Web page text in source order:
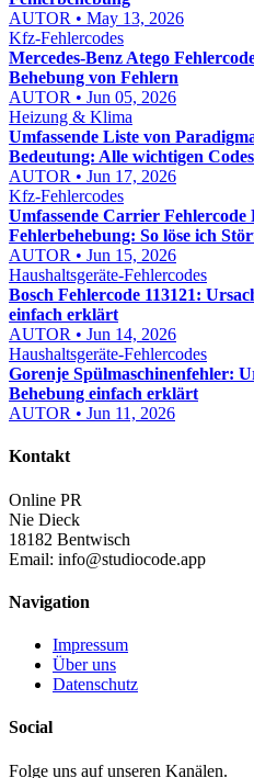
AUTOR • May 13, 2026
Kfz-Fehlercodes
Mercedes-Benz Atego
Behebung von Fehlern
AUTOR • Jun 05, 2026
Heizung & Klima
Umfassende Liste von
Bedeutung: Alle wichtigen
AUTOR • Jun 17, 2026
Kfz-Fehlercodes
Umfassende Carrier
Fehlerbehebung: So löse ich
AUTOR • Jun 15, 2026
Haushaltsgeräte-Fehlercodes
Bosch Fehlercode 113121:
einfach erklärt
AUTOR • Jun 14, 2026
Haushaltsgeräte-Fehlercodes
Gorenje Spülmaschinenfehler:
Behebung einfach erklärt
AUTOR • Jun 11, 2026
Kontakt
Online PR
Nie Dieck
18182 Bentwisch
Email: info@studiocode.app
Navigation
Impressum
Über uns
Datenschutz
Social
Folge uns auf unseren Kanälen.